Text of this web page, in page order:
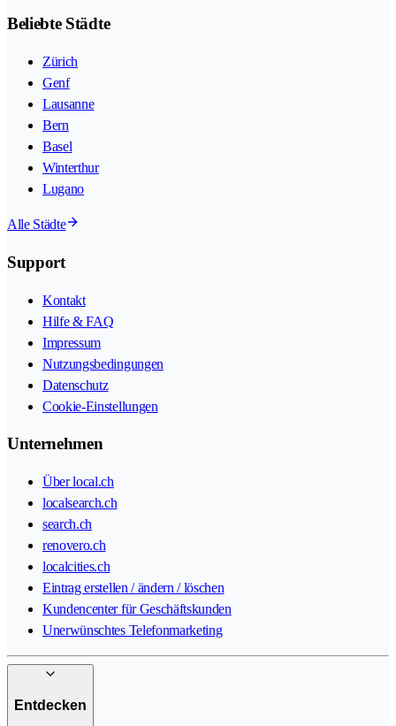
Beliebte Städte
Zürich
Genf
Lausanne
Bern
Basel
Winterthur
Lugano
Alle Städte
Support
Kontakt
Hilfe & FAQ
Impressum
Nutzungsbedingungen
Datenschutz
Cookie-Einstellungen
Unternehmen
Über local.ch
localsearch.ch
search.ch
renovero.ch
localcities.ch
Eintrag erstellen / ändern / löschen
Kundencenter für Geschäftskunden
Unerwünschtes Telefonmarketing
Entdecken